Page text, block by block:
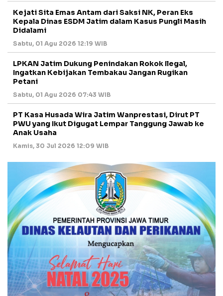
Kejati Sita Emas Antam dari Saksi NK, Peran Eks
Kepala Dinas ESDM Jatim dalam Kasus Pungli Masih
Didalami
Sabtu, 01 Agu 2026 12:19 WIB
LPKAN Jatim Dukung Penindakan Rokok Ilegal,
Ingatkan Kebijakan Tembakau Jangan Rugikan
Petani
Sabtu, 01 Agu 2026 07:43 WIB
PT Kasa Husada Wira Jatim Wanprestasi, Dirut PT
PWU yang Ikut Digugat Lempar Tanggung Jawab ke
Anak Usaha
Kamis, 30 Jul 2026 12:09 WIB